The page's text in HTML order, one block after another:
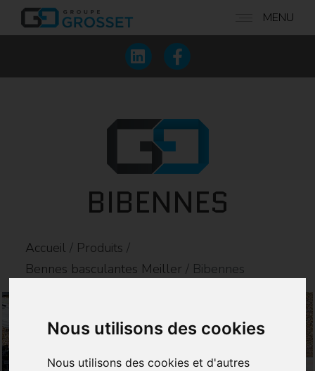
Nous utilisons des cookies
Nous utilisons des cookies et d'autres
MENU
BIBENNES
Accueil / Produits /
Bennes basculantes Meiller / Bibennes